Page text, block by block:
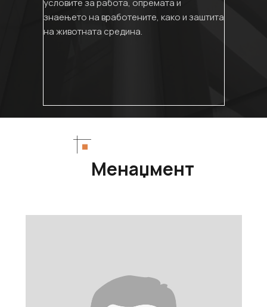
условите за работа, опремата и
знаењето на вработените, како и заштита
на животната средина.
Менаџмент